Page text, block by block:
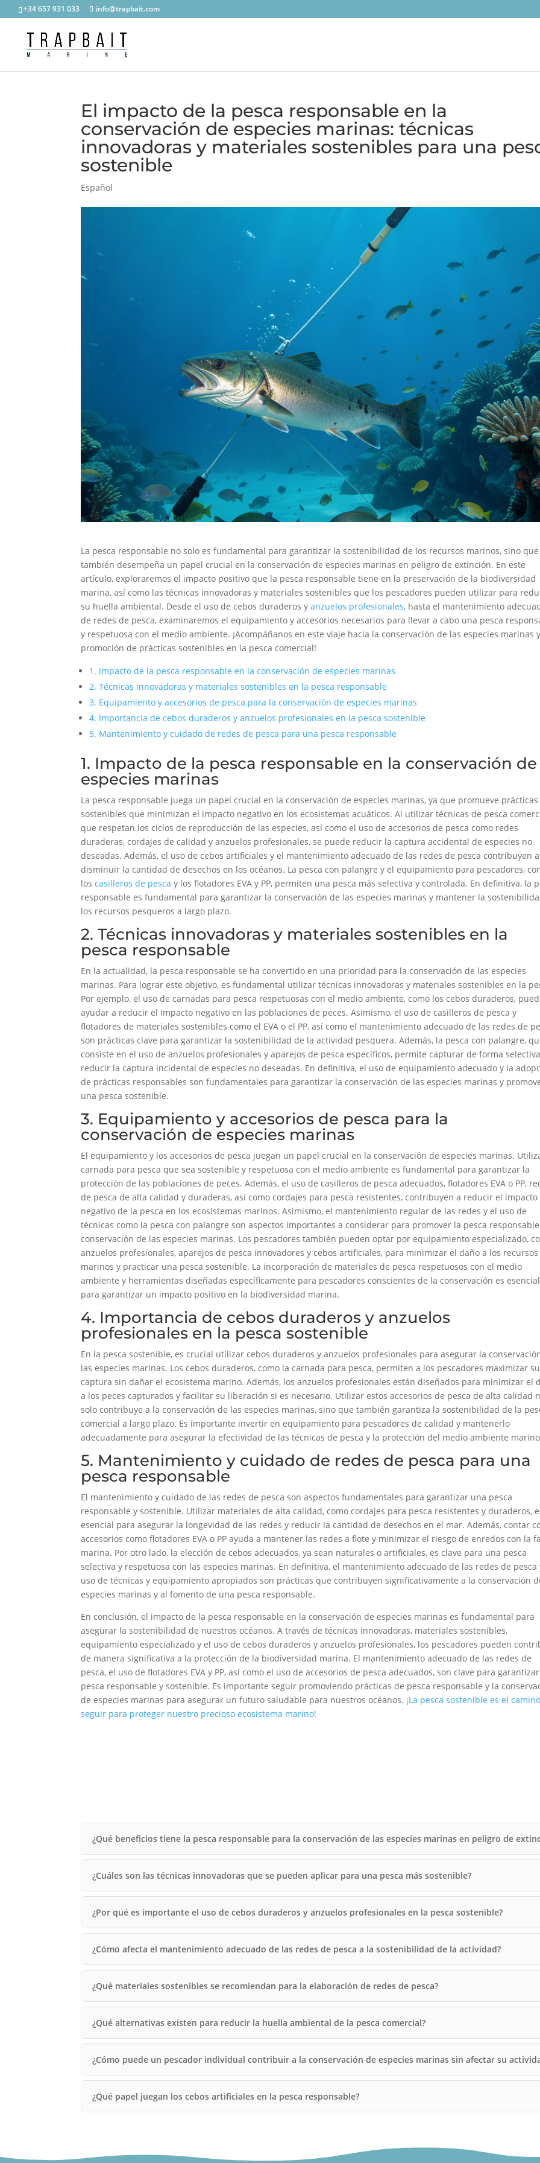
+34 657 931 033 info@trapbait.com
El impacto de la pesca responsable en la
conservación de especies marinas: técnicas
innovadoras y materiales sostenibles para una
sostenible
Español
La pesca responsable no solo es fundamental para garantizar la sostenibilidad de los recursos marinos, sino que
también desempeña un papel crucial en la conservación de especies marinas en peligro de extinción. En este
artículo, exploraremos el impacto positivo que la pesca responsable tiene en la preservación de la biodiversidad
marina, así como las técnicas innovadoras y materiales sostenibles que los pescadores pueden utilizar para
su huella ambiental. Desde el uso de cebos duraderos yanzuelos profesionales, hasta el mantenimiento
de redes de pesca, examinaremos el equipamiento y accesorios necesarios para llevar a cabo una pesca
y respetuosa con el medio ambiente. ¡Acompáñanos en este viaje hacia la conservación de las especies marinas
promoción de prácticas sostenibles en la pesca comercial!
1. Impacto de la pesca responsable en la conservación de especies marinas
2. Técnicas innovadoras y materiales sostenibles en la pesca responsable
3. Equipamiento y accesorios de pesca para la conservación de especies marinas
4. Importancia de cebos duraderos y anzuelos profesionales en la pesca sostenible
5. Mantenimiento y cuidado de redes de pesca para una pesca responsable
1. Impacto de la pesca responsable en la conservación de
especies marinas
La pesca responsable juega un papel crucial en la conservación de especies marinas, ya que promueve prácticas
sostenibles que minimizan el impacto negativo en los ecosistemas acuáticos. Al utilizar técnicas de pesca
que respetan los ciclos de reproducción de las especies, así como el uso de accesorios de pesca como redes
duraderas, cordajes de calidad y anzuelos profesionales, se puede reducir la captura accidental de especies no
deseadas. Además, el uso de cebos artificiales y el mantenimiento adecuado de las redes de pesca contribuyen a
disminuir la cantidad de desechos en los océanos. La pesca con palangre y el equipamiento para pescadores,
loscasilleros de pesca y los flotadores EVA y PP, permiten una pesca más selectiva y controlada. En definitiva, la
responsable es fundamental para garantizar la conservación de las especies marinas y mantener la
los recursos pesqueros a largo plazo.
2. Técnicas innovadoras y materiales sostenibles en la
pesca responsable
En la actualidad, la pesca responsable se ha convertido en una prioridad para la conservación de las especies
marinas. Para lograr este objetivo, es fundamental utilizar técnicas innovadoras y materiales sostenibles en la
Por ejemplo, el uso de carnadas para pesca respetuosas con el medio ambiente, como los cebos duraderos,
ayudar a reducir el impacto negativo en las poblaciones de peces. Asimismo, el uso de casilleros de pesca y
flotadores de materiales sostenibles como el EVA o el PP, así como el mantenimiento adecuado de las redes de
son prácticas clave para garantizar la sostenibilidad de la actividad pesquera. Además, la pesca con palangre,
consiste en el uso de anzuelos profesionales y aparejos de pesca específicos, permite capturar de forma
reducir la captura incidental de especies no deseadas. En definitiva, el uso de equipamiento adecuado y la
de prácticas responsables son fundamentales para garantizar la conservación de las especies marinas y
una pesca sostenible.
3. Equipamiento y accesorios de pesca para la
conservación de especies marinas
El equipamiento y los accesorios de pesca juegan un papel crucial en la conservación de especies marinas.
carnada para pesca que sea sostenible y respetuosa con el medio ambiente es fundamental para garantizar la
protección de las poblaciones de peces. Además, el uso de casilleros de pesca adecuados, flotadores EVA o PP,
de pesca de alta calidad y duraderas, así como cordajes para pesca resistentes, contribuyen a reducir el impacto
negativo de la pesca en los ecosistemas marinos. Asimismo, el mantenimiento regular de las redes y el uso de
técnicas como la pesca con palangre son aspectos importantes a considerar para promover la pesca
conservación de las especies marinas. Los pescadores también pueden optar por equipamiento especializado,
anzuelos profesionales, aparejos de pesca innovadores y cebos artificiales, para minimizar el daño a los recursos
marinos y practicar una pesca sostenible. La incorporación de materiales de pesca respetuosos con el medio
ambiente y herramientas diseñadas específicamente para pescadores conscientes de la conservación es esencial
para garantizar un impacto positivo en la biodiversidad marina.
4. Importancia de cebos duraderos y anzuelos
profesionales en la pesca sostenible
En la pesca sostenible, es crucial utilizar cebos duraderos y anzuelos profesionales para asegurar la
las especies marinas. Los cebos duraderos, como la carnada para pesca, permiten a los pescadores maximizar su
captura sin dañar el ecosistema marino. Además, los anzuelos profesionales están diseñados para minimizar el
a los peces capturados y facilitar su liberación si es necesario. Utilizar estos accesorios de pesca de alta calidad
solo contribuye a la conservación de las especies marinas, sino que también garantiza la sostenibilidad de la
comercial a largo plazo. Es importante invertir en equipamiento para pescadores de calidad y mantenerlo
adecuadamente para asegurar la efectividad de las técnicas de pesca y la protección del medio ambiente
5. Mantenimiento y cuidado de redes de pesca para una
pesca responsable
El mantenimiento y cuidado de las redes de pesca son aspectos fundamentales para garantizar una pesca
responsable y sostenible. Utilizar materiales de alta calidad, como cordajes para pesca resistentes y duraderos,
esencial para asegurar la longevidad de las redes y reducir la cantidad de desechos en el mar. Además, contar
accesorios como flotadores EVA o PP ayuda a mantener las redes a flote y minimizar el riesgo de enredos con la
marina. Por otro lado, la elección de cebos adecuados, ya sean naturales o artificiales, es clave para una pesca
selectiva y respetuosa con las especies marinas. En definitiva, el mantenimiento adecuado de las redes de pesca
uso de técnicas y equipamiento apropiados son prácticas que contribuyen significativamente a la conservación
especies marinas y al fomento de una pesca responsable.
En conclusión, el impacto de la pesca responsable en la conservación de especies marinas es fundamental para
asegurar la sostenibilidad de nuestros océanos. A través de técnicas innovadoras, materiales sostenibles,
equipamiento especializado y el uso de cebos duraderos y anzuelos profesionales, los pescadores pueden
de manera significativa a la protección de la biodiversidad marina. El mantenimiento adecuado de las redes de
pesca, el uso de flotadores EVA y PP, así como el uso de accesorios de pesca adecuados, son clave para
pesca responsable y sostenible. Es importante seguir promoviendo prácticas de pesca responsable y la
de especies marinas para asegurar un futuro saludable para nuestros océanos. ¡La pesca sostenible es el
seguir para proteger nuestro precioso ecosistema marino!
¿Qué beneficios tiene la pesca responsable para la conservación de las especies marinas en peligro de
¿Cuáles son las técnicas innovadoras que se pueden aplicar para una pesca más sostenible?
¿Por qué es importante el uso de cebos duraderos y anzuelos profesionales en la pesca sostenible?
¿Cómo afecta el mantenimiento adecuado de las redes de pesca a la sostenibilidad de la actividad?
¿Qué materiales sostenibles se recomiendan para la elaboración de redes de pesca?
¿Qué alternativas existen para reducir la huella ambiental de la pesca comercial?
¿Cómo puede un pescador individual contribuir a la conservación de especies marinas sin afectar su
¿Qué papel juegan los cebos artificiales en la pesca responsable?